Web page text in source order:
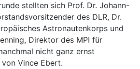
stellten sich Prof. Dr. Johann-
des DLR, Dr.
Astronautenkorps und
Direktor des MPI für
nicht ganz ernst
Vince Ebert.